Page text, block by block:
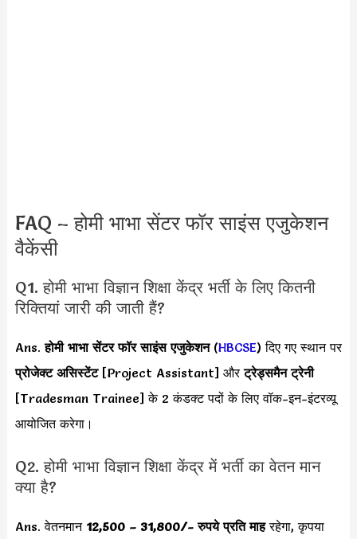
FAQ – होमी भाभा सेंटर फॉर साइंस एजुकेशन
वैकेंसी
Q1. होमी भाभा विज्ञान शिक्षा केंद्र भर्ती के लिए कितनी
रिक्तियां जारी की जाती हैं?
Ans.होमी भाभा सेंटर फॉर साइंस एजुकेशन(HBCSE) दिए गए स्थान पर
प्रोजेक्ट असिस्टेंट[Project Assistant] औरट्रेड्समैन ट्रेनी
[Tradesman Trainee] के 2 कंडक्ट पदों के लिए वॉक-इन-इंटरव्यू
आयोजित करेगा।
Q2. होमी भाभा विज्ञान शिक्षा केंद्र में भर्ती का वेतन मान
क्या है?
Ans. वेतनमान 12,500 – 31,800/- रुपये प्रति माहरहेगा, कृपया